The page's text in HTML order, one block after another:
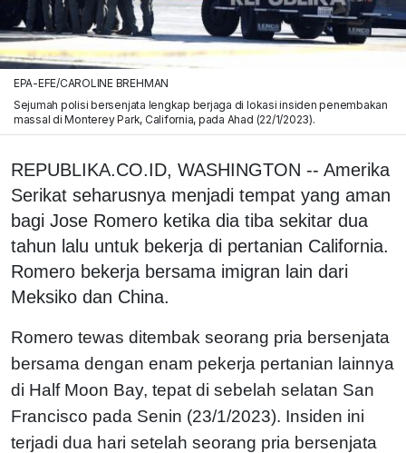
EPA-EFE/CAROLINE BREHMAN
Sejumah polisi bersenjata lengkap berjaga di lokasi insiden penembakan
massal di Monterey Park, California, pada Ahad (22/1/2023).
REPUBLIKA.CO.ID, WASHINGTON -- Amerika
Serikat seharusnya menjadi tempat yang aman
bagi Jose Romero ketika dia tiba sekitar dua
tahun lalu untuk bekerja di pertanian California.
Romero bekerja bersama imigran lain dari
Meksiko dan China.
Romero tewas ditembak seorang pria bersenjata
bersama dengan enam pekerja pertanian lainnya
di Half Moon Bay, tepat di sebelah selatan San
Francisco pada Senin (23/1/2023). Insiden ini
terjadi dua hari setelah seorang pria bersenjata